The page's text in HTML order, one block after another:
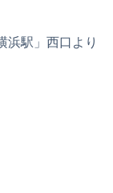
駅」西口より